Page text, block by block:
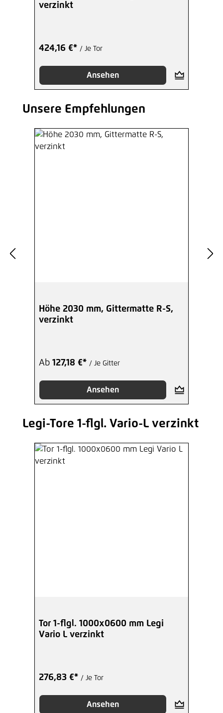
verzinkt
424,16 €* / Je Tor
Ansehen
Produktgalerie überspringen
Unsere Empfehlungen
Höhe 2030 mm, Gittermatte R-S,
verzinkt
Ab 127,18 €* / Je Gitter
Ansehen
Produktgalerie überspringen
Legi-Tore 1-flgl. Vario-L verzinkt
Tor 1-flgl. 1000x0600 mm Legi
Vario L verzinkt
276,83 €* / Je Tor
Ansehen